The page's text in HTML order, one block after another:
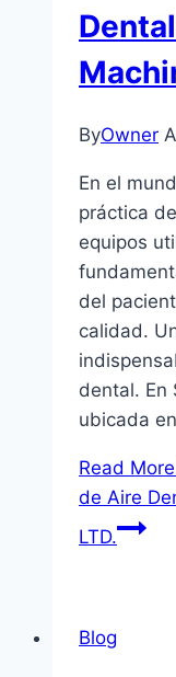
ByOwner
En el
práctica
equipos
del
calidad.
dental. En
ubicada
Read More
de Aire
LTD.
Blog